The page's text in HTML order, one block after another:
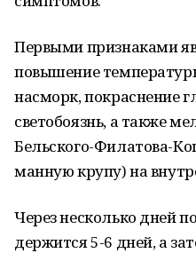
Первыми признаками
повышение
насморк, покраснение
светобоязнь, а также
Бельского-Филатова-
манную крупу) на
Через несколько дней
держится 5-6 дней, а